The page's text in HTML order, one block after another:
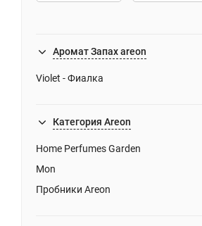
Аромат Запах areon
Violet - Фиалка
Категория Areon
Home Perfumes Garden
Mon
Пробники Areon